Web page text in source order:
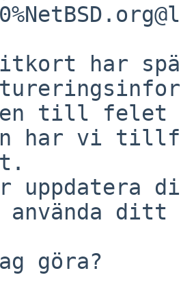
har
till felet
har vi
uppdatera
göra?